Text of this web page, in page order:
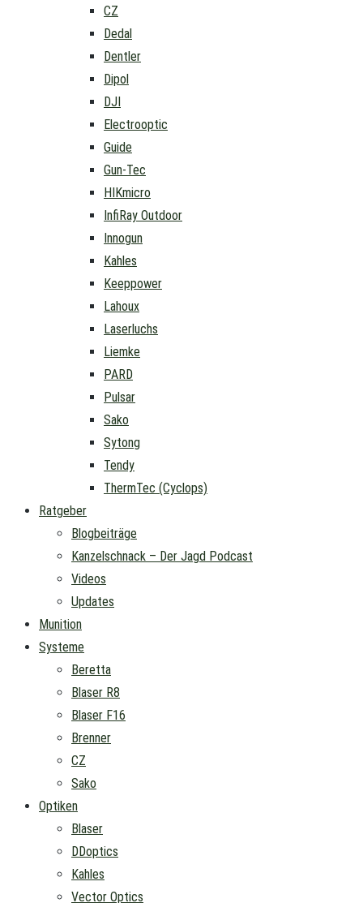
CZ
Dedal
Dentler
Dipol
DJI
Electrooptic
Guide
Gun-Tec
HIKmicro
InfiRay Outdoor
Innogun
Kahles
Keeppower
Lahoux
Laserluchs
Liemke
PARD
Pulsar
Sako
Sytong
Tendy
ThermTec (Cyclops)
Ratgeber
Blogbeiträge
Kanzelschnack – Der Jagd Podcast
Videos
Updates
Munition
Systeme
Beretta
Blaser R8
Blaser F16
Brenner
CZ
Sako
Optiken
Blaser
DDoptics
Kahles
Vector Optics